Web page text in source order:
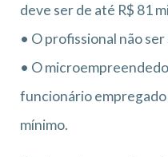
deve ser de até R$ 81
• O profissional não
• O
funcionário empregado
mínimo.